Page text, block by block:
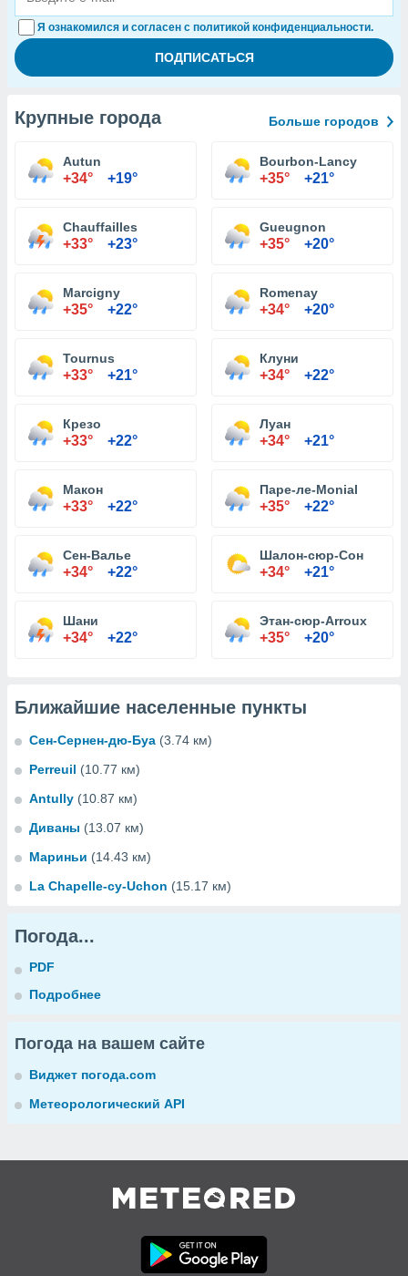
Я ознакомился и согласен с политикой конфиденциальности.
Крупные города Больше городов
Autun
+34° +19°
Bourbon-Lancy
+35° +21°
Chauffailles
+33° +23°
Gueugnon
+35° +20°
Marcigny
+35° +22°
Romenay
+34° +20°
Tournus
+33° +21°
Клуни
+34° +22°
Крезо
+33° +22°
Луан
+34° +21°
Макон
+33° +22°
Паре-ле-Monial
+35° +22°
Сен-Валье
+34° +22°
Шалон-сюр-Сон
+34° +21°
Шани
+34° +22°
Этан-сюр-Arroux
+35° +20°
Ближайшие населенные пункты
Сен-Сернен-дю-Буа (3.74 км)
Perreuil (10.77 км)
Antully (10.87 км)
Диваны (13.07 км)
Мариньи (14.43 км)
La Chapelle-су-Uchon (15.17 км)
Погода...
PDF
Подробнее
Погода на вашем сайте
Виджет погода.com
Метеорологический API